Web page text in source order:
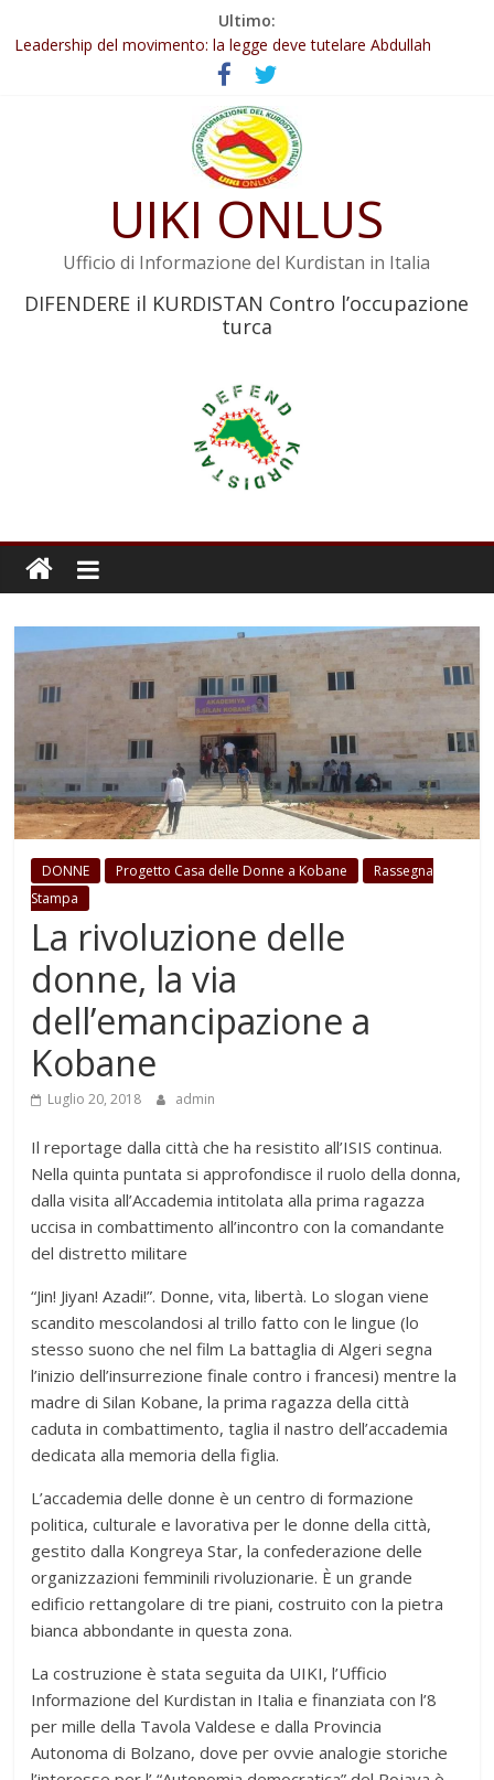
Ultimo:
Abdullah Öcalan: Le legge negativa deve essere trasformata in
legge positiva
Leadership del movimento: la legge deve tutelare Abdullah
Commissione donne del KNK: Şengal è di nuovo sotto minaccia
Non tenere conto della situazione di Rêber Apo ostacolerebbe
Il KNK chiede un’azione internazionale contro i crimini di guerra
UIKI ONLUS
Ufficio di Informazione del Kurdistan in Italia
DIFENDERE il KURDISTAN Contro l’occupazione
turca
DONNE Progetto Casa delle Donne a Kobane
Rassegna
Stampa
La rivoluzione delle
donne, la via
dell’emancipazione a
Kobane
Luglio 20, 2018 admin
Il reportage dalla città che ha resistito all’ISIS continua.
Nella quinta puntata si approfondisce il ruolo della donna,
dalla visita all’Accademia intitolata alla prima ragazza
uccisa in combattimento all’incontro con la comandante
del distretto militare
“Jin! Jiyan! Azadi!”. Donne, vita, libertà. Lo slogan viene
scandito mescolandosi al trillo fatto con le lingue (lo
stesso suono che nel film La battaglia di Algeri segna
l’inizio dell’insurrezione finale contro i francesi) mentre la
madre di Silan Kobane, la prima ragazza della città
caduta in combattimento, taglia il nastro dell’accademia
dedicata alla memoria della figlia.
L’accademia delle donne è un centro di formazione
politica, culturale e lavorativa per le donne della città,
gestito dalla Kongreya Star, la confederazione delle
organizzazioni femminili rivoluzionarie. È un grande
edificio rettangolare di tre piani, costruito con la pietra
bianca abbondante in questa zona.
La costruzione è stata seguita da UIKI, l’Ufficio
Informazione del Kurdistan in Italia e finanziata con l’8
per mille della Tavola Valdese e dalla Provincia
Autonoma di Bolzano, dove per ovvie analogie storiche